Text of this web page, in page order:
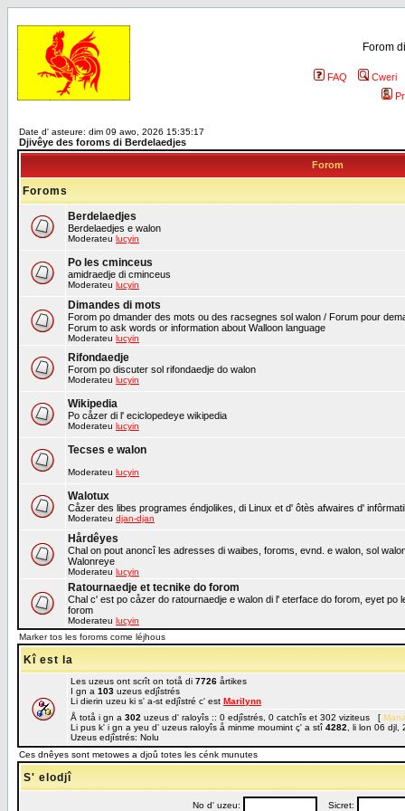
Forom
FAQ
Cweri
Date d' asteure: dim 09 awo, 2026 15:35:17
Djivêye des foroms di Berdelaedjes
Forom
Foroms
Berdelaedjes
Berdelaedjes e walon
Moderateu lucyin
Po les cminceus
amidraedje di cminceus
Moderateu lucyin
Dimandes di mots
Forom po dmander des mots ou des racsegnes sol walon / Forum pour
Forum to ask words or information about Walloon language
Moderateu lucyin
Rifondaedje
Forom po discuter sol rifondaedje do walon
Moderateu lucyin
Wikipedia
Po cåzer di l' eciclopedeye wikipedia
Moderateu lucyin
Tecses e walon
Moderateu lucyin
Walotux
Cåzer des libes programes éndjolikes, di Linux et d' ôtès afwaires d'
Moderateu djan-djan
Hårdêyes
Chal on pout anoncî les adresses di waibes, foroms, evnd. e walon, sol
Walonreye
Moderateu lucyin
Ratournaedje et tecnike do forom
Chal c' est po cåzer do ratournaedje e walon di l' eterface do forom, eyet
forom
Moderateu lucyin
Marker tos les foroms come léjhous
Kî est la
Les uzeus ont scrît on totå di 7726 årtikes
I gn a 103 uzeus edjîstrés
Li dierin uzeu ki s' a-st edjîstré c' est Marilynn
Å totå i gn a 302 uzeus d' raloyîs :: 0 edjîstrés, 0 catchîs et 302 viziteus [
Li pus k' i gn a yeu d' uzeus raloyîs å minme moumint ç' a stî 4282 , li lon 06
Uzeus edjîstrés: Nolu
Ces dnêyes sont metowes a djoû totes les cénk munutes
S' elodjî
No d' uzeu: Sicret: